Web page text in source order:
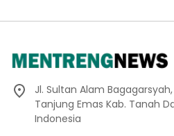
Jl. Sultan Alam
Tanjung Emas Kab. Tanah
Indonesia